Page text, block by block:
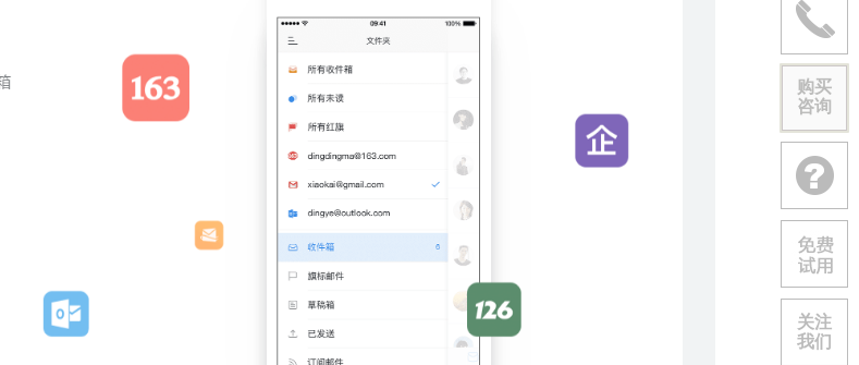
购买
咨询
关注
我们